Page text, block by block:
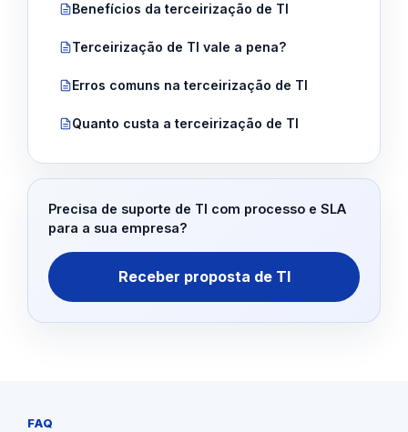
Benefícios da terceirização de TI
Terceirização de TI vale a pena?
Erros comuns na terceirização de TI
Quanto custa a terceirização de TI
Precisa de suporte de TI com processo e SLA
para a sua empresa?
Receber proposta de TI
FAQ